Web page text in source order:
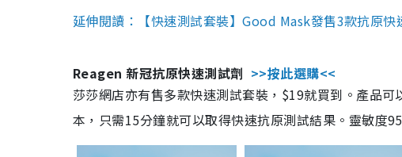
延伸閱讀：【快速測試套裝】Good Mask發售3款抗原
Reagen 新冠抗原快速測試劑 >>按此選購<<
莎莎網店亦有售多款快速測試套裝，$19就買到。產品
本，只需15分鐘就可以取得快速抗原測試結果。靈敏度